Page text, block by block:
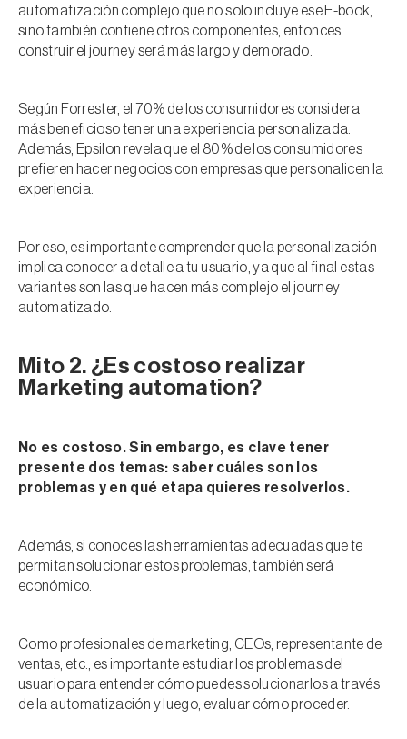
automatización complejo que no solo incluye ese E-book,
sino también contiene otros componentes, entonces
construir el journey será más largo y demorado.
Según Forrester, el 70% de los consumidores considera
más beneficioso tener una experiencia personalizada.
Además, Epsilon revela que el 80% de los consumidores
prefieren hacer negocios con empresas que personalicen la
experiencia.
Por eso, es importante comprender que la personalización
implica conocer a detalle a tu usuario, ya que al final estas
variantes son las que hacen más complejo el journey
automatizado.
Mito 2. ¿Es costoso realizar
Marketing automation?
No es costoso. Sin embargo, es clave tener
presente dos temas: saber cuáles son los
problemas y en qué etapa quieres resolverlos.
Además, si conoces las herramientas adecuadas que te
permitan solucionar estos problemas, también será
económico.
Como profesionales de marketing, CEOs, representante de
ventas, etc., es importante estudiar los problemas del
usuario para entender cómo puedes solucionarlos a través
de la automatización y luego, evaluar cómo proceder.